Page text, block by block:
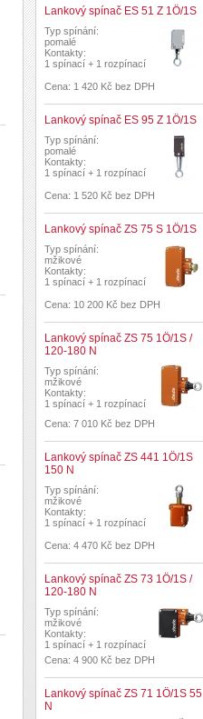
Lankový spínač ES 51 Z 1Ö/1S
Typ spínání:
pomalé
Kontakty:
1 spínací + 1 rozpínací
Cena: 1 420 Kč bez DPH
Lankový spínač ES 95 Z 1Ö/1S
Typ spínání:
pomalé
Kontakty:
1 spínací + 1 rozpínací
Cena: 1 520 Kč bez DPH
Lankový spínač ZS 75 S 1Ö/1S
Typ spínání:
mžikové
Kontakty:
1 spínací + 1 rozpínací
Cena: 10 200 Kč bez DPH
Lankový spínač ZS 75 1Ö/1S /
120-180 N
Typ spínání:
mžikové
Kontakty:
1 spínací + 1 rozpínací
Cena: 7 010 Kč bez DPH
Lankový spínač ZS 441 1Ö/1S
150 N
Typ spínání:
mžikové
Kontakty:
1 spínací + 1 rozpínací
Cena: 4 470 Kč bez DPH
Lankový spínač ZS 73 1Ö/1S /
120-180 N
Typ spínání:
mžikové
Kontakty:
1 spínací + 1 rozpínací
Cena: 4 900 Kč bez DPH
Lankový spínač ZS 71 1Ö/1S 55
N